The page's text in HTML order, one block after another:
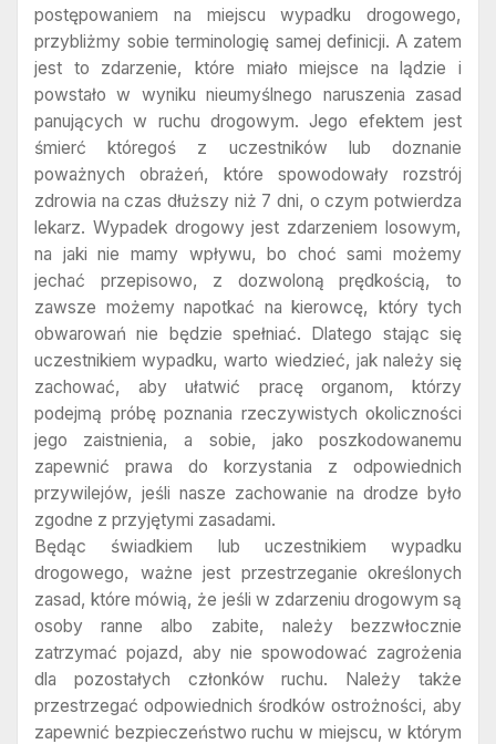
postępowaniem na miejscu wypadku drogowego,
przybliżmy sobie terminologię samej definicji. A zatem
jest to zdarzenie, które miało miejsce na lądzie i
powstało w wyniku nieumyślnego naruszenia zasad
panujących w ruchu drogowym. Jego efektem jest
śmierć któregoś z uczestników lub doznanie
poważnych obrażeń, które spowodowały rozstrój
zdrowia na czas dłuższy niż 7 dni, o czym potwierdza
lekarz. Wypadek drogowy jest zdarzeniem losowym,
na jaki nie mamy wpływu, bo choć sami możemy
jechać przepisowo, z dozwoloną prędkością, to
zawsze możemy napotkać na kierowcę, który tych
obwarowań nie będzie spełniać. Dlatego stając się
uczestnikiem wypadku, warto wiedzieć, jak należy się
zachować, aby ułatwić pracę organom, którzy
podejmą próbę poznania rzeczywistych okoliczności
jego zaistnienia, a sobie, jako poszkodowanemu
zapewnić prawa do korzystania z odpowiednich
przywilejów, jeśli nasze zachowanie na drodze było
zgodne z przyjętymi zasadami.
Będąc świadkiem lub uczestnikiem wypadku
drogowego, ważne jest przestrzeganie określonych
zasad, które mówią, że jeśli w zdarzeniu drogowym są
osoby ranne albo zabite, należy bezzwłocznie
zatrzymać pojazd, aby nie spowodować zagrożenia
dla pozostałych członków ruchu. Należy także
przestrzegać odpowiednich środków ostrożności, aby
zapewnić bezpieczeństwo ruchu w miejscu, w którym